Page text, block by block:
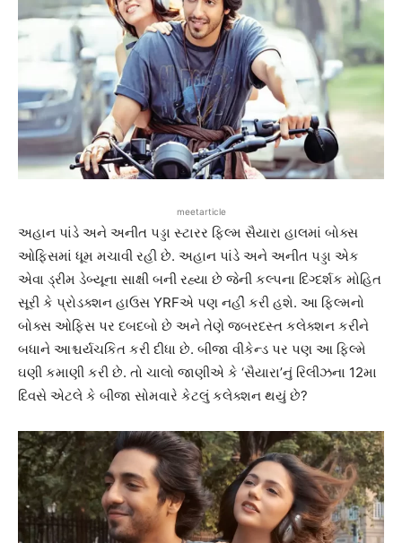
meetarticle
અહાન પાંડે અને અનીત પડ્ડા સ્ટારર ફિલ્મ સૈયારા હાલમાં બોક્સ
ઓફિસમાં ધૂમ મચાવી રહી છે. અહાન પાંડે અને અનીત પડ્ડા એક
એવા ડ્રીમ ડેબ્યૂના સાક્ષી બની રહ્યા છે જેની કલ્પના દિગ્દર્શક મોહિત
સૂરી કે પ્રોડક્શન હાઉસ YRFએ પણ નહીં કરી હશે. આ ફિલ્મનો
બોક્સ ઓફિસ પર દબદબો છે અને તેણે જબરદસ્ત કલેક્શન કરીને
બધાને આશ્ચર્યચકિત કરી દીધા છે. બીજા વીકેન્ડ પર પણ આ ફિલ્મે
ઘણી કમાણી કરી છે. તો ચાલો જાણીએ કે ‘સૈયારા’નું રિલીઝના 12મા
દિવસે એટલે કે બીજા સોમવારે કેટલું કલેક્શન થયું છે?